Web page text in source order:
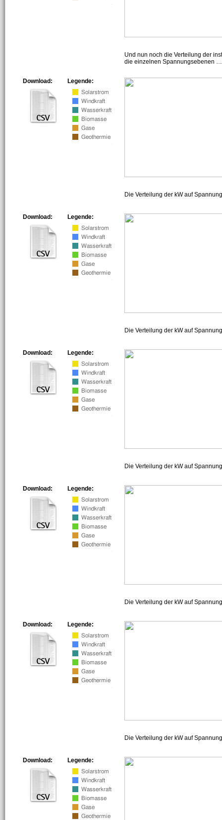
Und nun noch die Verteilung der
die einzelnen Spannungsebenen
Legende:
Download:
Die Verteilung der kW auf
Legende:
Download:
Die Verteilung der kW auf
Legende:
Download:
Die Verteilung der kW auf
Legende:
Download:
Die Verteilung der kW auf
Legende:
Download:
Die Verteilung der kW auf
Legende:
Download: